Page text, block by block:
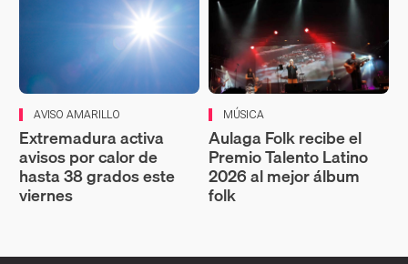
AVISO AMARILLO
Extremadura activa
avisos por calor de
hasta 38 grados este
viernes
MÚSICA
Aulaga Folk recibe el
Premio Talento Latino
2026 al mejor álbum
folk